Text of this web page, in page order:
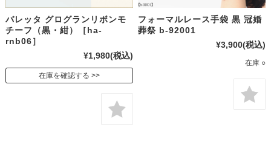
バレッタ グログランリボンモ
チーフ（黒・紺）［ha-
rnb06］
¥1,980(税込)
在庫を確認する
フォーマルレース手袋 黒 冠婚
葬祭 b-92001
¥3,900(税込)
在庫 ○